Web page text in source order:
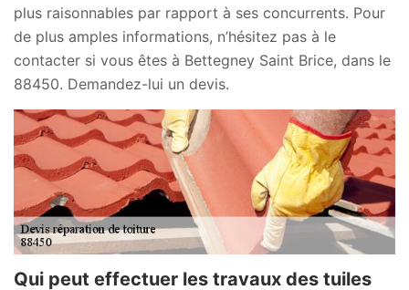
plus raisonnables par rapport à ses concurrents. Pour
de plus amples informations, n’hésitez pas à le
contacter si vous êtes à Bettegney Saint Brice, dans le
88450. Demandez-lui un devis.
Qui peut effectuer les travaux des tuiles